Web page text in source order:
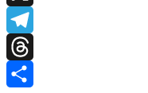
X
Telegram
Threads